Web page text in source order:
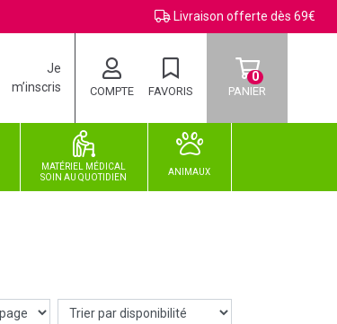
Livraison offerte dès 69€
Je
m’inscris
COMPTE FAVORIS PANIER
0
MATÉRIEL MÉDICAL
SOINAUQUOTIDIEN
ANIMAUX